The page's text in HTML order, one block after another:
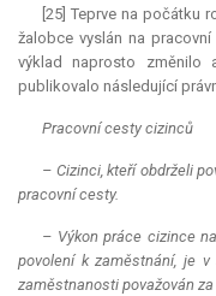
[25] Teprve na počátku
žalobce vyslán na
výklad naprosto změnilo
publikovalo následující
Pracovní cesty cizinců
– Cizinci, kteří obdrželi
pracovní cesty.
– Výkon práce cizince
povolení k zaměstnání, je
zaměstnanosti považován